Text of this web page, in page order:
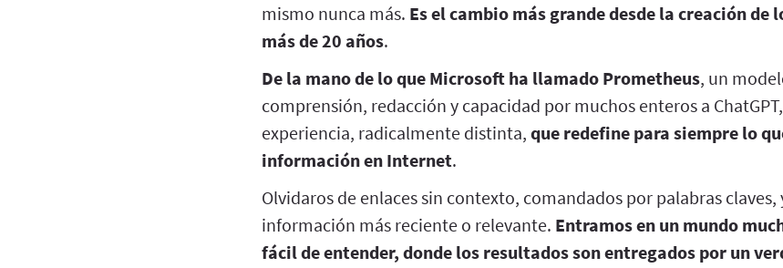
mismo nunca más. Es el cambio más grande desde la creación de
más de 20 años.
De la mano de lo que Microsoft ha llamado Prometheus, un
comprensión, redacción y capacidad por muchos enteros a
experiencia, radicalmente distinta, que redefine para siempre lo
información en Internet.
Olvidaros de enlaces sin contexto, comandados por palabras
información más reciente o relevante. Entramos en un mundo
fácil de entender, donde los resultados son entregados por un